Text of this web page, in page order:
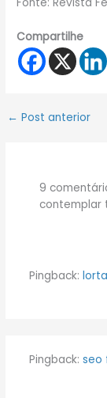
Compartilhe
← Post anterior
9
contemplar
Pingback:
Pingback: seo